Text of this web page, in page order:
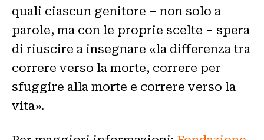
quali ciascun genitore – non solo a
parole, ma con le proprie scelte – spera
di riuscire a insegnare «la differenza tra
correre verso la morte, correre per
sfuggire alla morte e correre verso la
vita».